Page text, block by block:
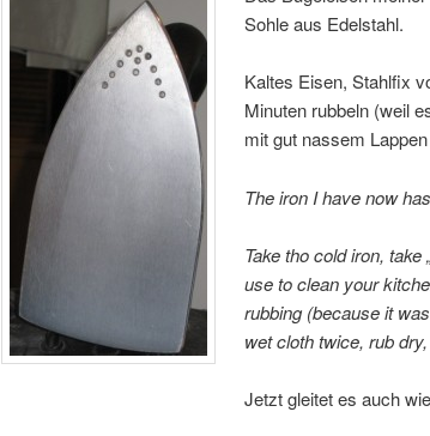
Sohle aus Edelstahl.
Kaltes Eisen, Stahlfix
Minuten rubbeln (weil
mit gut nassem
The iron I have now
Take tho cold iron,
use to clean your
rubbing (because it
wet cloth twice, rub
Jetzt gleitet es auch